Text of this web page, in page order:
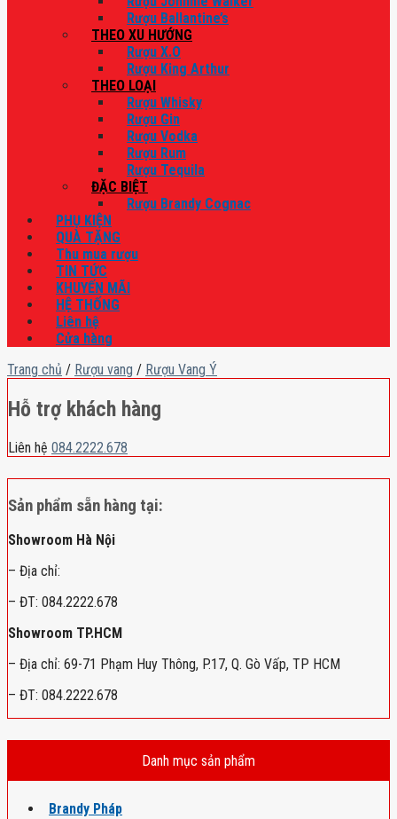
Rượu Ballantine’s
THEO XU HƯỚNG
Rượu X.O
Rượu King Arthur
THEO LOẠI
Rượu Whisky
Rượu Gin
Rượu Vodka
Rượu Rum
Rượu Tequila
ĐẶC BIỆT
Rượu Brandy Cognac
PHỤ KIỆN
QUÀ TẶNG
Thu mua rượu
TIN TỨC
KHUYẾN MÃI
HỆ THỐNG
Liên hệ
Cửa hàng
Trang chủ / Rượu vang / Rượu Vang Ý
Hỗ trợ khách hàng
Liên hệ 084.2222.678
Sản phẩm sẵn hàng tại:
Showroom Hà Nội
– Địa chỉ:
– ĐT: 084.2222.678
Showroom TP.HCM
– Địa chỉ: 69-71 Phạm Huy Thông, P.17, Q. Gò Vấp, TP HCM
– ĐT: 084.2222.678
Danh mục sản phẩm
Brandy Pháp